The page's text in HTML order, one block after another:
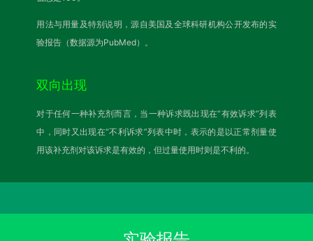
用法与用量及特别说明，源自美国及全球科研机构公开发布的实
验报告（数据源为PubMed）。
双向出现
对于任何一种补充剂而言，当一种诉求既出现在“有效诉求”列表
中，同时又出现在“不利诉求”列表中时，表示的是以正常剂量使
用该补充剂对该诉求是有效的，但过量使用时则是不利的。